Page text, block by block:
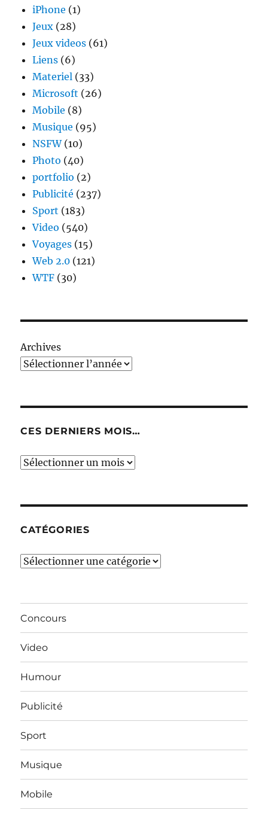
iPhone (1)
Jeux (28)
Jeux videos (61)
Liens (6)
Materiel (33)
Microsoft (26)
Mobile (8)
Musique (95)
NSFW(10)
Photo (40)
portfolio (2)
Publicité (237)
Sport (183)
Video (540)
Voyages (15)
Web 2.0 (121)
WTF (30)
Archives
CES DERNIERS MOIS…
Ces
CATÉGORIES
Catégories
Concours
Video
Humour
Publicité
Sport
Musique
Mobile